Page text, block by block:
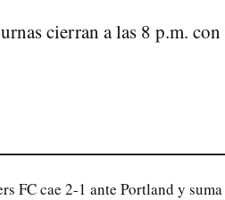
cierran a las 8 p.m. con
FC cae 2-1 ante Portland y suma